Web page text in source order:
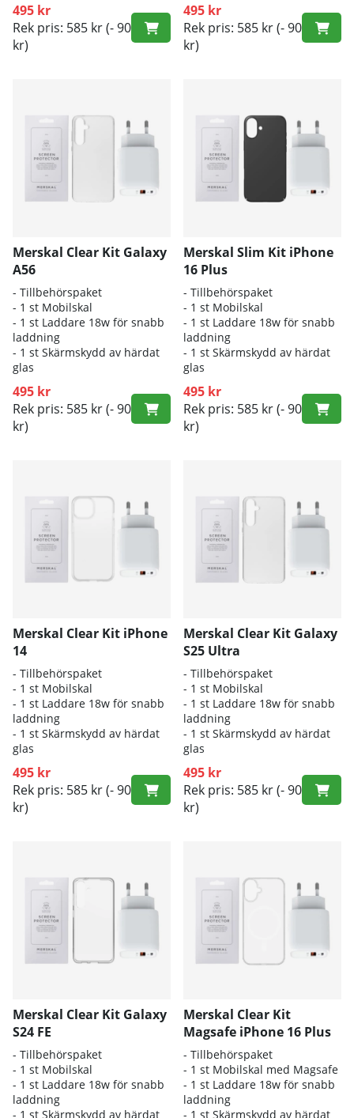
495 kr
Rek pris: 585 kr(- 90
kr)
495 kr
Rek pris: 585 kr(- 90
kr)
Merskal Clear Kit Galaxy
A56
- Tillbehörspaket
- 1 st Mobilskal
- 1 st Laddare 18w för snabb
laddning
- 1 st Skärmskydd av härdat
glas
495 kr
Rek pris: 585 kr(- 90
kr)
Merskal Slim Kit iPhone
16 Plus
- Tillbehörspaket
- 1 st Mobilskal
- 1 st Laddare 18w för snabb
laddning
- 1 st Skärmskydd av härdat
glas
495 kr
Rek pris: 585 kr(- 90
kr)
Merskal Clear Kit iPhone
14
- Tillbehörspaket
- 1 st Mobilskal
- 1 st Laddare 18w för snabb
laddning
- 1 st Skärmskydd av härdat
glas
495 kr
Rek pris: 585 kr(- 90
kr)
Merskal Clear Kit Galaxy
S25 Ultra
- Tillbehörspaket
- 1 st Mobilskal
- 1 st Laddare 18w för snabb
laddning
- 1 st Skärmskydd av härdat
glas
495 kr
Rek pris: 585 kr(- 90
kr)
Merskal Clear Kit Galaxy
S24 FE
- Tillbehörspaket
- 1 st Mobilskal
- 1 st Laddare 18w för snabb
laddning
- 1 st Skärmskydd av härdat
Merskal Clear Kit
Magsafe iPhone 16 Plus
- Tillbehörspaket
- 1 st Mobilskal med Magsafe
- 1 st Laddare 18w för snabb
laddning
- 1 st Skärmskydd av härdat